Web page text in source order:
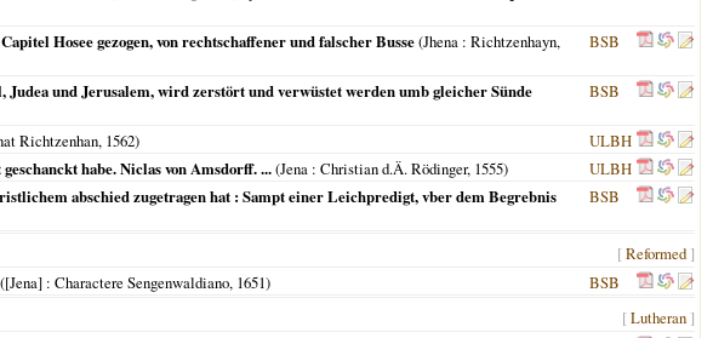
Hosee gezogen, von rechtschaffener und falscher Busse(Jhena : Richtzenhayn,
BSB
und Jerusalem, wird zerstört und verwüstet werden umb gleicher Sünde
BSB
Richtzenhan, 1562)
ULBH
habe. Niclas von Amsdorff. ...(Jena : Christian d.Ä. Rödinger, 1555)
ULBH
abschied zugetragen hat : Sampt einer Leichpredigt, vber dem Begrebnis
BSB
[Reformed ]
([Jena] : Charactere Sengenwaldiano, 1651) BSB
[Lutheran ]